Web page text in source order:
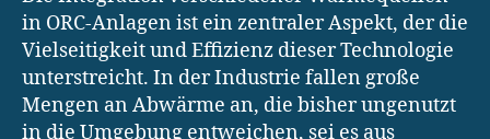
in ORC-Anlagen ist ein zentraler Aspekt, der die
Vielseitigkeit und Effizienz dieser Technologie
unterstreicht. In der Industrie fallen große
Mengen an Abwärme an, die bisher ungenutzt
in die Umgebung entweichen, sei es aus